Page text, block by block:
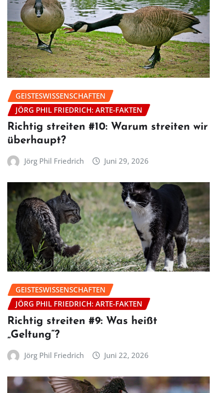
GEISTESWISSENSCHAFTEN
JÖRG PHIL FRIEDRICH: ARTE-FAKTEN
Richtig streiten #10: Warum streiten wir
überhaupt?
Jörg Phil Friedrich Juni 29, 2026
GEISTESWISSENSCHAFTEN
JÖRG PHIL FRIEDRICH: ARTE-FAKTEN
Richtig streiten #9: Was heißt
„Geltung“?
Jörg Phil Friedrich Juni 22, 2026